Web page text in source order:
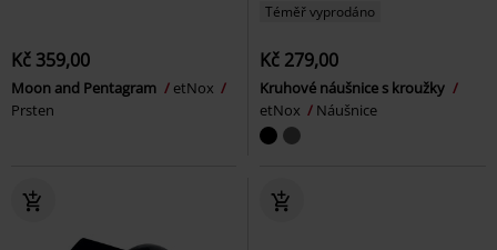
Kč 359,00
Moon and Pentagram
etNox
Prsten
Téměř vyprodáno
Kč 279,00
Kruhové náušnice s kroužky
etNox
Náušnice